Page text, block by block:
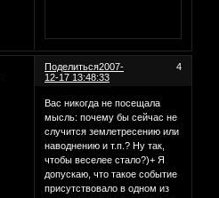
Поделиться 4
2007-
12-17 13:48:33
Вас никогда не посещала
мысль: почему бы сейчас не
случится землетресению или
наводнению и т.п.? Ну так,
чтобы веселее стало?)+ Я
допускаю, что такое событие
присутствовало в одном из